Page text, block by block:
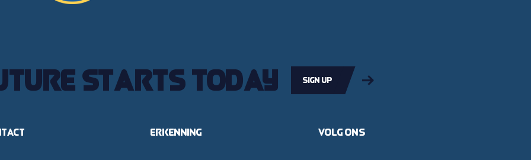
starts today Sign up
Erkenning Volg ons